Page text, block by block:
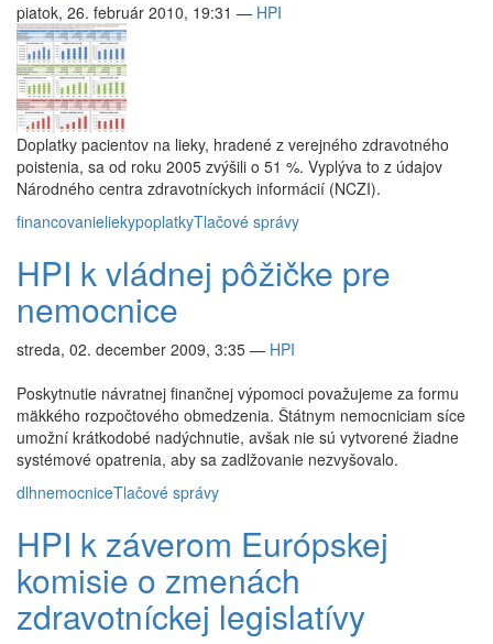
piatok, 26. február 2010, 19:31 — HPI
Doplatky pacientov na lieky, hradené z verejného zdravotného
poistenia, sa od roku 2005 zvýšili o 51 %. Vyplýva to z údajov
Národného centra zdravotníckych informácií (NCZI).
financovanieliekypoplatkyTlačové správy
HPI k vládnej pôžičke pre
nemocnice
streda, 02. december 2009, 3:35 — HPI
Poskytnutie návratnej finančnej výpomoci považujeme za formu
mäkkého rozpočtového obmedzenia. Štátnym nemocniciam síce
umožní krátkodobé nadýchnutie, avšak nie sú vytvorené žiadne
systémové opatrenia, aby sa zadlžovanie nezvyšovalo.
dlhnemocniceTlačové správy
HPI k záverom Európskej
komisie o zmenách
zdravotníckej legislatívy